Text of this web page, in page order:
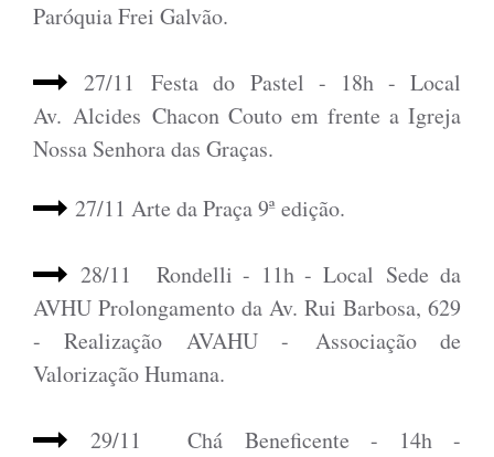
Paróquia Frei Galvão.
27/11 Festa do Pastel - 18h - Local
Av. Alcides Chacon Couto em frente a Igreja
Nossa Senhora das Graças.
27/11 Arte da Praça 9ª edição.
28/11
Rondelli - 11h - Local Sede da
AVHU Prolongamento da Av. Rui Barbosa, 629
- Realização AVAHU - Associação de
Valorização Humana.
29/11
Chá Beneficente - 14h -